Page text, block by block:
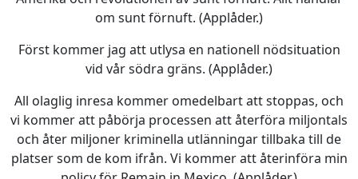
om sunt förnuft. (Applåder.)
Först kommer jag att utlysa en nationell nödsituation
vid vår södra gräns. (Applåder.)
All olaglig inresa kommer omedelbart att stoppas, och
vi kommer att påbörja processen att återföra miljontals
och åter miljoner kriminella utlänningar tillbaka till de
platser som de kom ifrån. Vi kommer att återinföra min